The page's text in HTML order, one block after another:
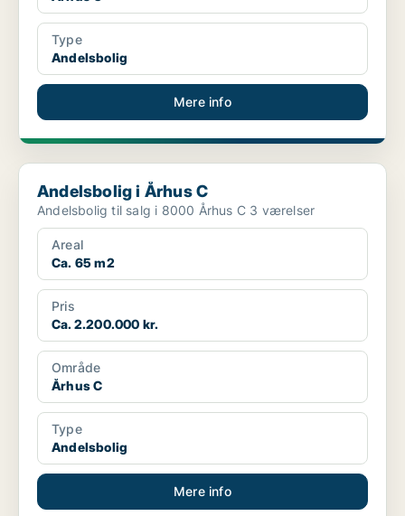
Type
Andelsbolig
Mere info
Andelsbolig i Århus C
Andelsbolig i Århus C
Andelsbolig til salg i 8000 Århus C 3 værelser
Areal
Ca. 65 m2
Pris
Ca. 2.200.000 kr.
Område
Århus C
Type
Andelsbolig
Mere info